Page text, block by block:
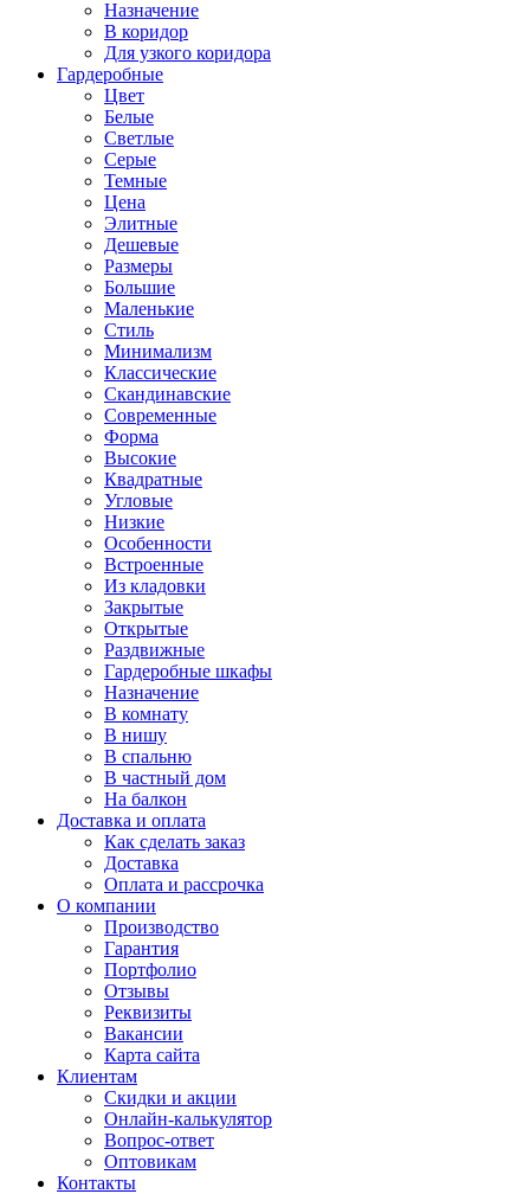
Назначение
В коридор
Для узкого коридора
Гардеробные
Цвет
Белые
Светлые
Серые
Темные
Цена
Элитные
Дешевые
Размеры
Большие
Маленькие
Стиль
Минимализм
Классические
Скандинавские
Современные
Форма
Высокие
Квадратные
Угловые
Низкие
Особенности
Встроенные
Из кладовки
Закрытые
Открытые
Раздвижные
Гардеробные шкафы
Назначение
В комнату
В нишу
В спальню
В частный дом
На балкон
Доставка и оплата
Как сделать заказ
Доставка
Оплата и рассрочка
О компании
Производство
Гарантия
Портфолио
Отзывы
Реквизиты
Вакансии
Карта сайта
Клиентам
Скидки и акции
Онлайн-калькулятор
Вопрос-ответ
Оптовикам
Контакты